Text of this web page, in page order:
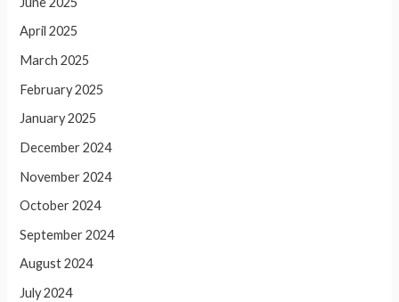
April 2025
March 2025
February 2025
January 2025
December 2024
November 2024
October 2024
September 2024
August 2024
July 2024